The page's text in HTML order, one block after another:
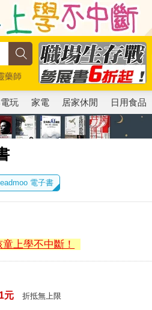
藥師
玩 家電 居家休閒 日用食品
電子書
上學不中斷！
元 折抵無上限